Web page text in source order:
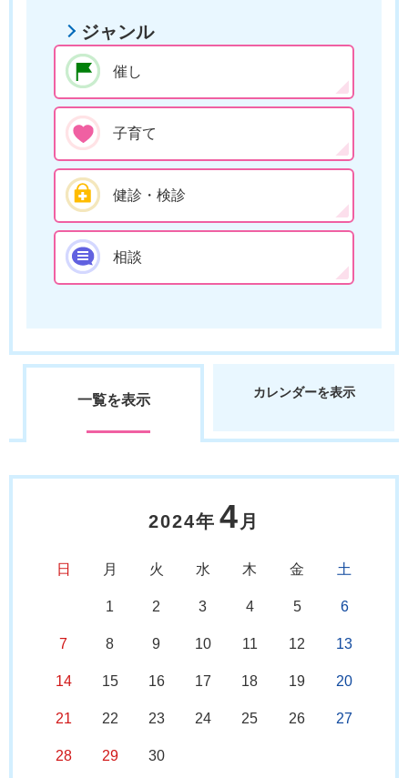
ジャンル
催し
子育て
健診・検診
相談
一覧を表示 カレンダーを表示
2024年 4 月
日 月 火 水 木 金 土
1 2 3 4 5 6
7 8 9 10 11 12 13
14 15 16 17 18 19 20
21 22 23 24 25 26 27
28 29 30